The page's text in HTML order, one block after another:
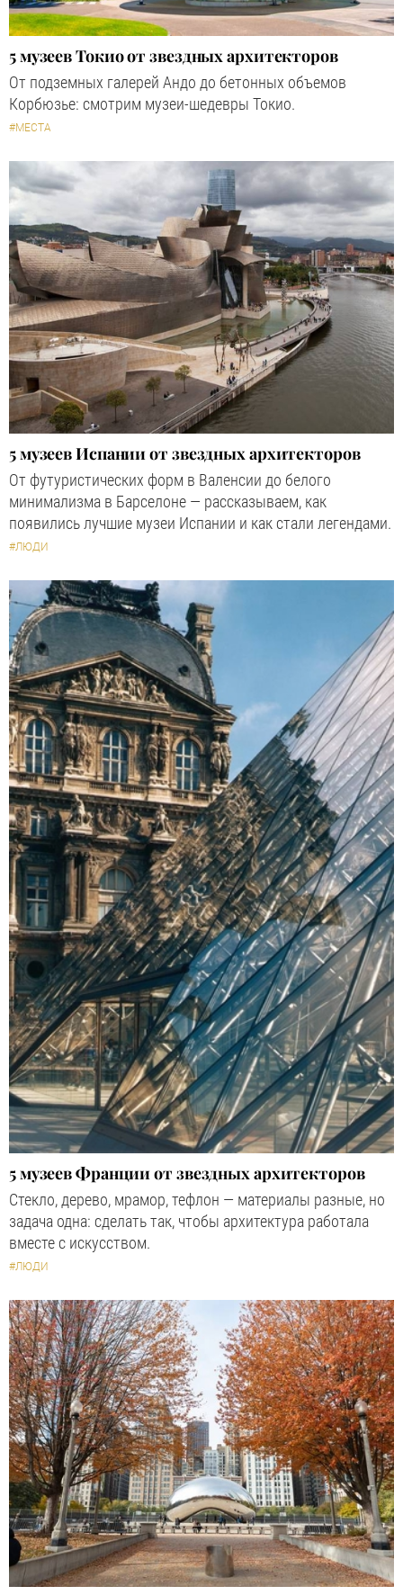
5 музеев Токио от звездных архитекторов
От подземных галерей Андо до бетонных объемов
Корбюзье: смотрим музеи-шедевры Токио.
#МЕСТА
5 музеев Испании от звездных архитекторов
От футуристических форм в Валенсии до белого
минимализма в Барселоне — рассказываем, как
появились лучшие музеи Испании и как стали легендами.
#ЛЮДИ
5 музеев Франции от звездных архитекторов
Стекло, дерево, мрамор, тефлон — материалы разные, но
задача одна: сделать так, чтобы архитектура работала
вместе с искусством.
#ЛЮДИ